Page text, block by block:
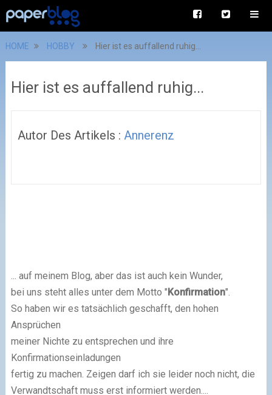
HOME HOBBY Hier ist es auffallend ruhig...
Hier ist es auffallend ruhig...
Autor Des Artikels : Annerenz
... auf meinem Blog, aber das ist auch kein Wunder,
bei uns steht alles unter dem Motto "Konfirmation".
So haben wir es tatsächlich geschafft, den hohen
Ansprüchen
meiner Nichte zu entsprechen und ihre
Konfirmationseinladungen
fertig zu machen. Zeigen darf ich sie leider noch nicht, die
Verwandtschaft muss erst informiert werden....